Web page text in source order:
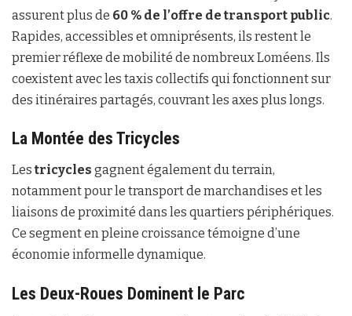
assurent plus de 60 % de l’offre de transport public.
Rapides, accessibles et omniprésents, ils restent le
premier réflexe de mobilité de nombreux Loméens. Ils
coexistent avec les taxis collectifs qui fonctionnent sur
des itinéraires partagés, couvrant les axes plus longs.
La Montée des Tricycles
Lestricycles gagnent également du terrain,
notamment pour le transport de marchandises et les
liaisons de proximité dans les quartiers périphériques.
Ce segment en pleine croissance témoigne d’une
économie informelle dynamique.
Les Deux-Roues Dominent le Parc